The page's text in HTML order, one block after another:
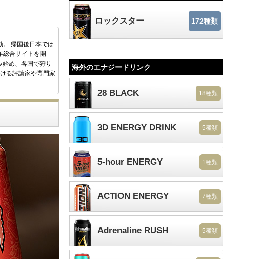
。 帰国後日本では
総合サイトを開
め、各国で狩り
る評論家や専門家
ロックスター 172種類
海外のエナジードリンク
28 BLACK 18種類
3D ENERGY DRINK 5種類
5-hour ENERGY 1種類
ACTION ENERGY 7種類
Adrenaline RUSH 5種類